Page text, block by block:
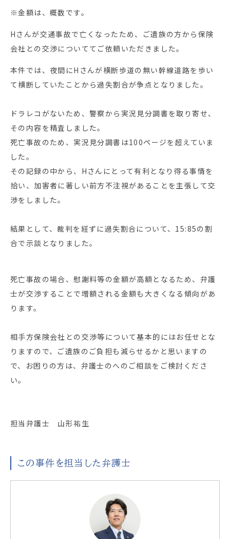
※金額は、概数です。
Hさんが交通事故で亡くなったため、ご遺族の方から保険
会社との交渉についててご依頼いただきました。
本件では、夜間にHさんが横断歩道の無い幹線道路を歩い
て横断していたことから過失割合が争点となりました。
ドラレコがないため、警察から実況見分調書を取り寄せ、
その内容を精査しました。
死亡事故のため、実況見分調書は100ページを超えていま
した。
その記録の中から、Hさんにとって有利となり得る事情を
拾い、加害者に著しい前方不注視があることを主張して交
渉をしました。
結果として、裁判を経ずに過失割合について、15:85の割
合で示談となりました。
死亡事故の場合、慰謝料等の金額が高額となるため、弁護
士が交渉することで増額される金額も大きくなる傾向があ
ります。
相手方保険会社との交渉等について基本的にはお任せとな
りますので、ご遺族のご負担も減らせるかと思いますの
で、お困りの方は、弁護士のへのご相談をご検討くださ
い。
担当弁護士 山形祐生
この事件を担当した弁護士